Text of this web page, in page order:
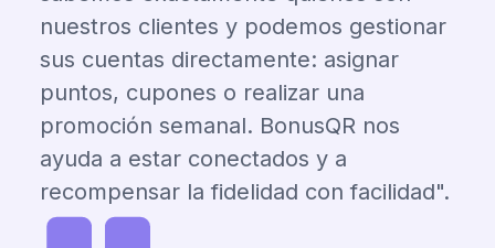
nuestros clientes y podemos gestionar
sus cuentas directamente: asignar
puntos, cupones o realizar una
promoción semanal. BonusQR nos
ayuda a estar conectados y a
recompensar la fidelidad con facilidad".